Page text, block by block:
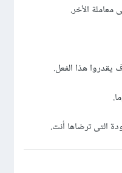
الأخر.
يقدروا هذا الفعل.
التى ترضاها أنت.